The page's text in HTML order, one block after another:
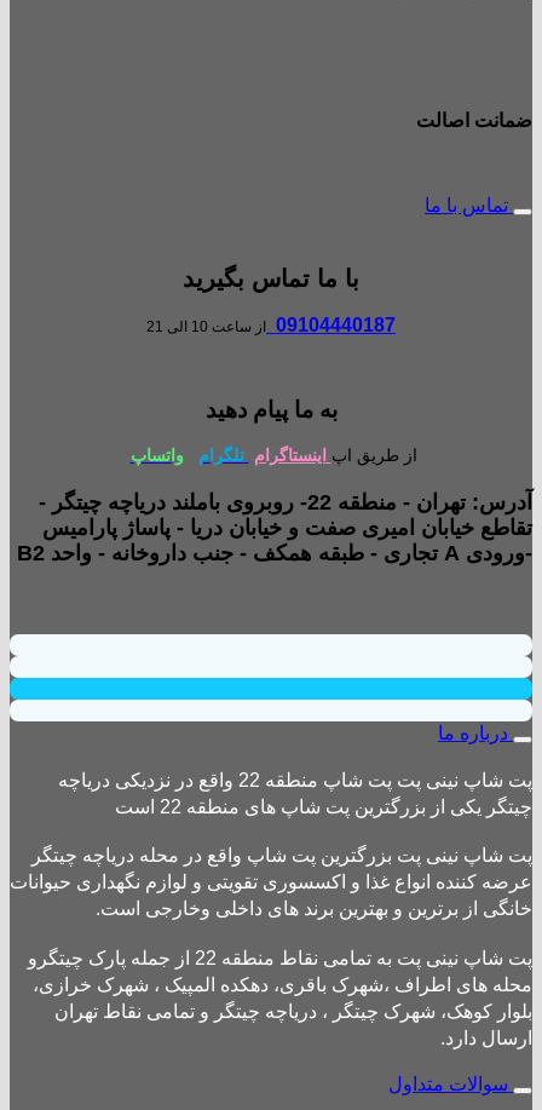
ضمانت اصالت
تماس با ما
با ما تماس بگیرید
09104440187 از ساعت 10 الی 21
به ما پیام دهید
از طریق اپ اینستاگرام تلگرام واتساپ
آدرس: تهران - منطقه 22- روبروی باملند دریاچه چیتگر -
تقاطع خیابان امیری صفت و خیابان دریا - پاساژ پارامیس
-ورودی A تجاری - طبقه همکف - جنب داروخانه - واحد B2
درباره ما
پت شاپ نینی پت پت شاپ منطقه 22 واقع در نزدیکی دریاچه
چیتگر یکی از بزرگترین پت شاپ های منطقه 22 است
پت شاپ نینی پت بزرگترین پت شاپ واقع در محله دریاچه چیتگر
عرضه کننده انواع غذا و اکسسوری تقویتی و لوازم نگهداری حیوانات
خانگی از برترین و بهترین برند های داخلی وخارجی است.
پت شاپ نینی پت به تمامی نقاط منطقه 22 از جمله پارک چیتگرو
محله های اطراف ،شهرک باقری، دهکده المپیک ، شهرک خرازی،
بلوار کوهک، شهرک چیتگر ، دریاچه چیتگر و تمامی نقاط تهران
ارسال دارد.
سوالات متداول